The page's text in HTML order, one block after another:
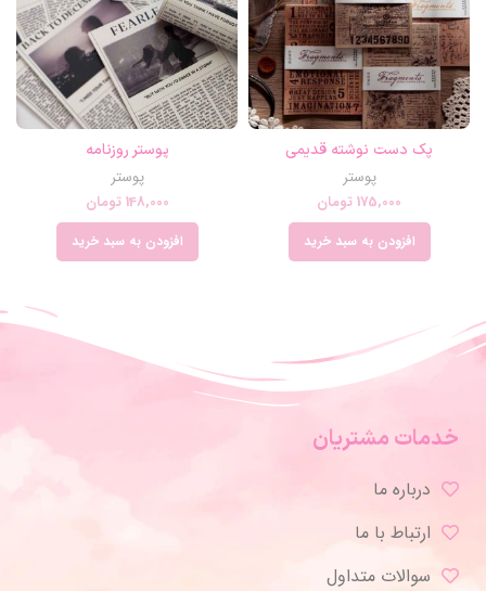
پک دست نوشته قدیمی
پوستر
175,000تومان
افزودن به سبد خرید
پوستر روزنامه
پوستر
148,000 تومان
افزودن به سبد خرید
خدمات مشتریان
درباره ما
ارتباط با ما
سوالات متداول